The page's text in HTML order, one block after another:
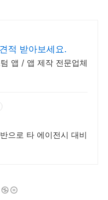
적 받아보세요.
앱 / 앱 제작 전문업체
으로 타 에이전시 대비